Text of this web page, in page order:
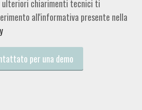
ulteriori chiarimenti tecnici ti
all'informativa presente nella